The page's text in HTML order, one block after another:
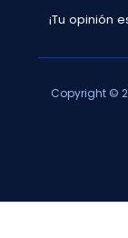
¡Tu opinión
Copyright ©